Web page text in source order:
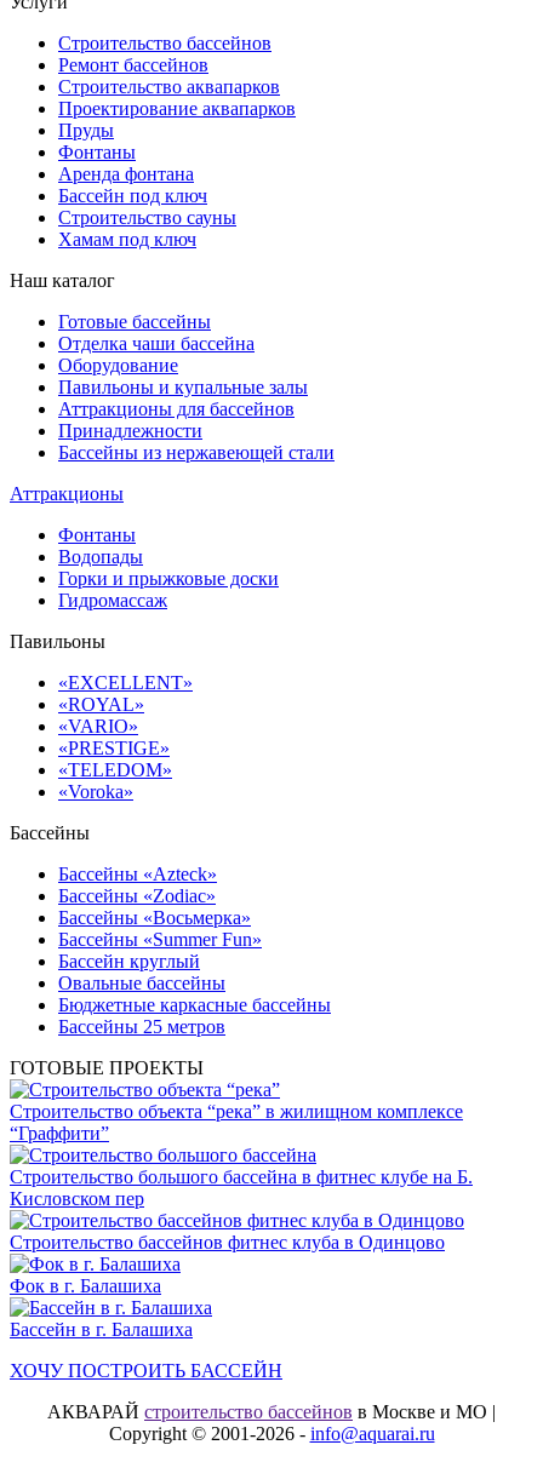
Строительство бассейнов
Ремонт бассейнов
Строительство аквапарков
Проектирование аквапарков
Пруды
Фонтаны
Аренда фонтана
Бассейн под ключ
Строительство сауны
Хамам под ключ
Наш каталог
Готовые бассейны
Отделка чаши бассейна
Оборудование
Павильоны и купальные залы
Аттракционы для бассейнов
Принадлежности
Бассейны из нержавеющей стали
Аттракционы
Фонтаны
Водопады
Горки и прыжковые доски
Гидромассаж
Павильоны
«EXCELLENT»
«ROYAL»
«VARIO»
«PRESTIGE»
«TELEDOM»
«Voroka»
Бассейны
Бассейны «Azteck»
Бассейны «Zodiac»
Бассейны «Восьмерка»
Бассейны «Summer Fun»
Бассейн круглый
Овальные бассейны
Бюджетные каркасные бассейны
Бассейны 25 метров
ГОТОВЫЕ ПРОЕКТЫ
Строительство объекта “река” в жилищном комплексе
“Граффити”
Строительство большого бассейна в фитнес клубе на Б.
Кисловском пер
Строительство бассейнов фитнес клуба в Одинцово
Фок в г. Балашиха
Бассейн в г. Балашиха
ХОЧУ ПОСТРОИТЬ БАССЕЙН
АКВАРАЙ строительство бассейнов в Москве и МО |
Copyright © 2001-2026 - info@aquarai.ru